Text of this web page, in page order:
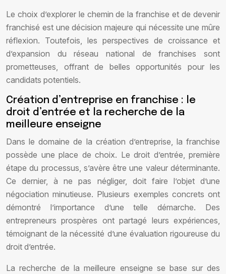
Le choix d’explorer le chemin de la franchise et de devenir
franchisé est une décision majeure qui nécessite une mûre
réflexion. Toutefois, les perspectives de croissance et
d’expansion du réseau national de franchises sont
prometteuses, offrant de belles opportunités pour les
candidats potentiels.
Création d’entreprise en franchise : le
droit d’entrée et la recherche de la
meilleure enseigne
Dans le domaine de la création d’entreprise, la franchise
possède une place de choix. Le droit d’entrée, première
étape du processus, s’avère être une valeur déterminante.
Ce dernier, à ne pas négliger, doit faire l’objet d’une
négociation minutieuse. Plusieurs exemples concrets ont
démontré l’importance d’une telle démarche. Des
entrepreneurs prospères ont partagé leurs expériences,
témoignant de la nécessité d’une évaluation rigoureuse du
droit d’entrée.
La recherche de la meilleure enseigne se base sur des